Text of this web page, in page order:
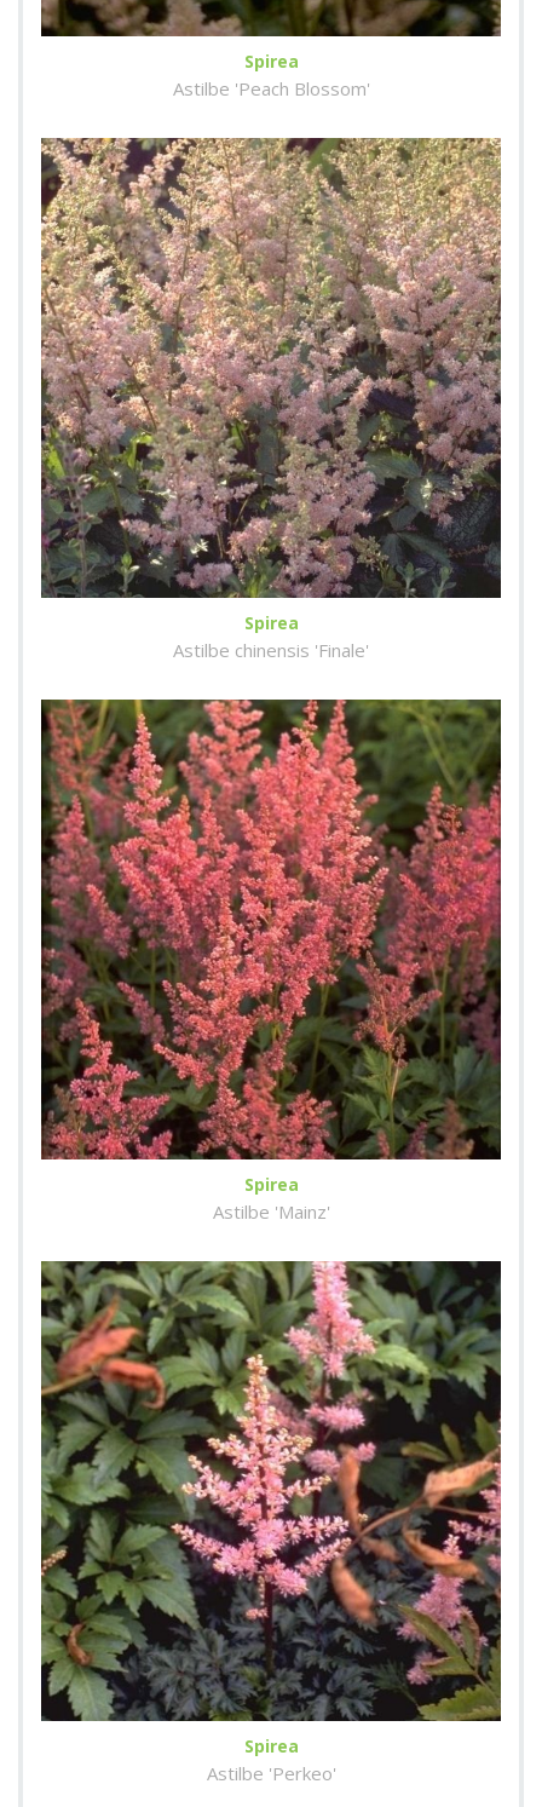
Spirea
Astilbe 'Peach Blossom'
Spirea
Astilbe chinensis 'Finale'
Spirea
Astilbe 'Mainz'
Spirea
Astilbe 'Perkeo'